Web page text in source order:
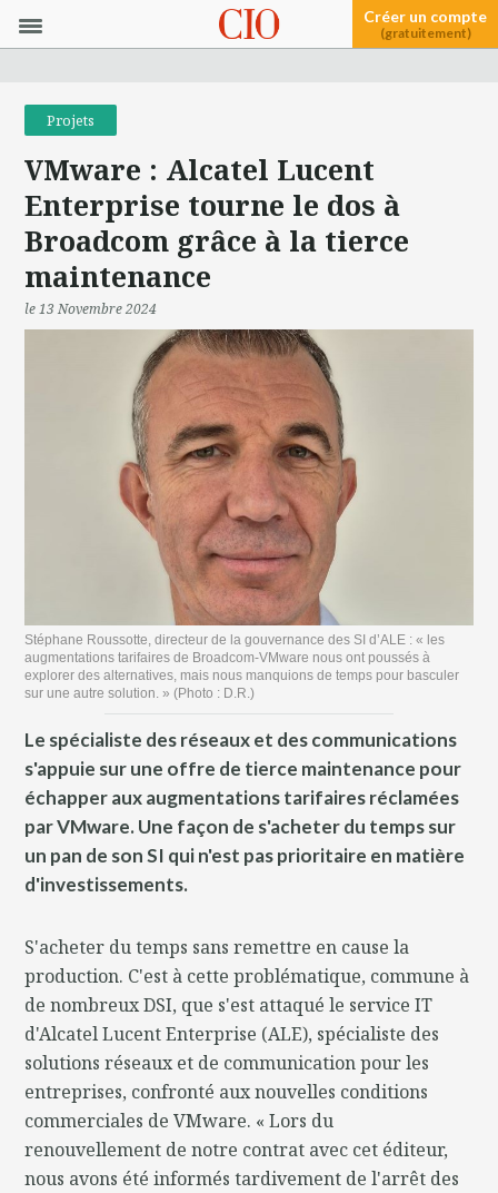
Créer un compte
(gratuitement)
Projets
VMware : Alcatel Lucent
Enterprise tourne le dos à
Broadcom grâce à la tierce
maintenance
le 13 Novembre 2024
Stéphane Roussotte, directeur de la gouvernance des SI d’ALE : « les
augmentations tarifaires de Broadcom-VMware nous ont poussés à
explorer des alternatives, mais nous manquions de temps pour basculer
sur une autre solution. » (Photo : D.R.)
Le spécialiste des réseaux et des communications
s'appuie sur une offre de tierce maintenance pour
échapper aux augmentations tarifaires réclamées
par VMware. Une façon de s'acheter du temps sur
un pan de son SI qui n'est pas prioritaire en matière
d'investissements.
S'acheter du temps sans remettre en cause la
production. C'est à cette problématique, commune à
de nombreux DSI, que s'est attaqué le service IT
d'Alcatel Lucent Enterprise (ALE), spécialiste des
solutions réseaux et de communication pour les
entreprises, confronté aux nouvelles conditions
commerciales de VMware. « Lors du
renouvellement de notre contrat avec cet éditeur,
nous avons été informés tardivement de l'arrêt des